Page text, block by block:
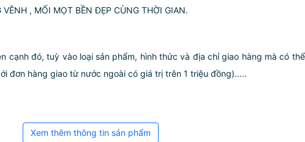
, MỐI MỌT BỀN ĐẸP CÙNG THỜI GIAN.
cạnh đó, tuỳ vào loại sản phẩm, hình thức và địa chỉ giao hàng mà có
đơn hàng giao từ nước ngoài có giá trị trên 1 triệu đồng).....
Xem thêm thông tin sản phẩm